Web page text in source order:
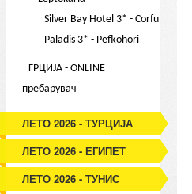
Silver Bay Hotel 3* - Corfu
Paladis 3* - Pefkohori
ГРЦИЈА - ONLINE
пребарувач
ЛЕТО 2026 - ТУРЦИЈА
ЛЕТО 2026 - ЕГИПЕТ
ЛЕТО 2026 - ТУНИС